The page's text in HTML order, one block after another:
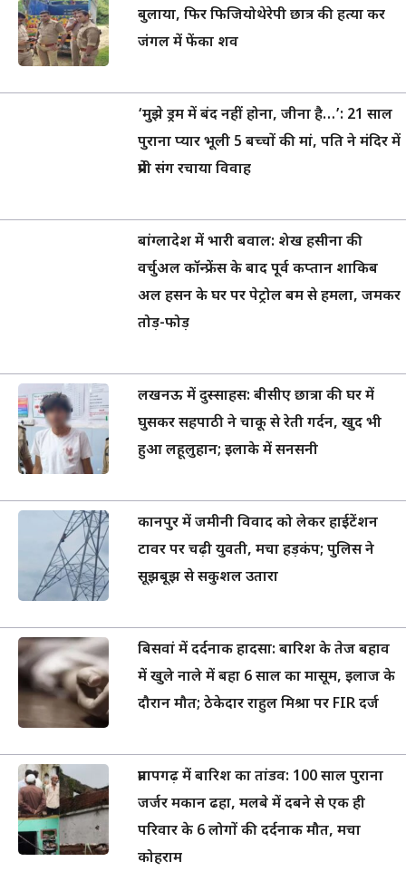
बुलाया, फिर फिजियोथेरेपी छात्र की हत्या कर
जंगल में फेंका शव
‘मुझे ड्रम में बंद नहीं होना, जीना है…’: 21 साल
पुराना प्यार भूली 5 बच्चों की मां, पति ने मंदिर में
प्रेमी संग रचाया विवाह
बांग्लादेश में भारी बवाल: शेख हसीना की
वर्चुअल कॉन्फ्रेंस के बाद पूर्व कप्तान शाकिब
अल हसन के घर पर पेट्रोल बम से हमला, जमकर
तोड़-फोड़
लखनऊ में दुस्साहस: बीसीए छात्रा की घर में
घुसकर सहपाठी ने चाकू से रेती गर्दन, खुद भी
हुआ लहूलुहान; इलाके में सनसनी
कानपुर में जमीनी विवाद को लेकर हाईटेंशन
टावर पर चढ़ी युवती, मचा हड़कंप; पुलिस ने
सूझबूझ से सकुशल उतारा
बिसवां में दर्दनाक हादसा: बारिश के तेज बहाव
में खुले नाले में बहा 6 साल का मासूम, इलाज के
दौरान मौत; ठेकेदार राहुल मिश्रा पर FIR दर्ज
प्रतापगढ़ में बारिश का तांडव: 100 साल पुराना
जर्जर मकान ढहा, मलबे में दबने से एक ही
परिवार के 6 लोगों की दर्दनाक मौत, मचा
कोहराम